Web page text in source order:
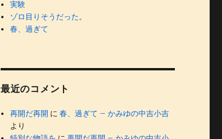
実験
ゾロ目りそうだった。
春、過ぎて
最近のコメント
再開だ再開 に春、過ぎて – かみゆの中吉小吉
より